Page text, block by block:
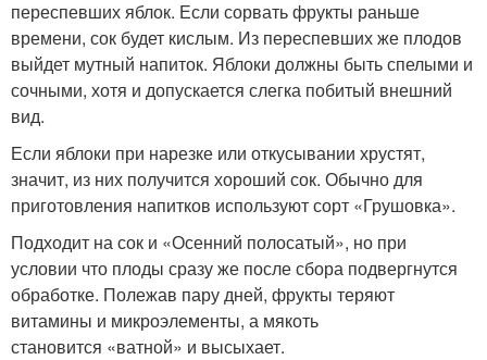
переспевших яблок. Если сорвать фрукты раньше
времени, сок будет кислым. Из переспевших же плодов
выйдет мутный напиток. Яблоки должны быть спелыми и
сочными, хотя и допускается слегка побитый внешний
вид.
Если яблоки при нарезке или откусывании хрустят,
значит, из них получится хороший сок. Обычно для
приготовления напитков используют сорт «Грушовка».
Подходит на сок и «Осенний полосатый», но при
условии что плоды сразу же после сбора подвергнутся
обработке. Полежав пару дней, фрукты теряют
витамины и микроэлементы, а мякоть
становится «ватной» и высыхает.